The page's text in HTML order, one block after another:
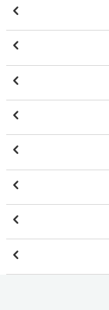







